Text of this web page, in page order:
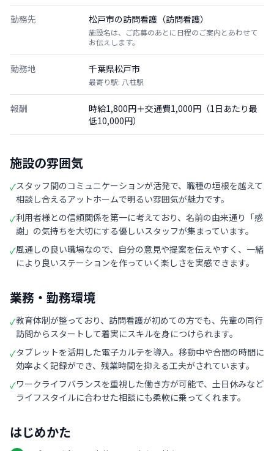
勤務先 松戸市の訪問看護（訪問看護）
施設名は、ご応募のあとに日程のご案内とあわせて
お伝えします。
勤務地 千葉県松戸市
最寄り駅: 八柱駅
報酬
時給1,800円＋交通費1,000円（1日あたり最
低10,000円）
施設の雰囲気
✓スタッフ間のコミュニケーションが活発で、職種の垣根を越えて
相談し合えるアットホームで明るい雰囲気が魅力です。
✓利用者様との信頼関係を第一に考えており、名前の由来通り「感
謝」の気持ちを大切にする優しいスタッフが集まっています。
✓風通しの良い職場なので、自分の意見や提案を伝えやすく、一緒
により良いステーションを作っていく楽しさを実感できます。
業務・勤務環境
✓教育体制が整っており、訪問看護が初めての方でも、先輩の同行
訪問からスタートして着実にスキルを身につけられます。
✓タブレットを活用した電子カルテを導入。移動中や合間の時間に
効率よく記録ができ、残業時間を抑える工夫がされています。
✓ワークライフバランスを重視した働き方が可能で、土日休みなど
ライフスタイルに合わせた相談にも柔軟に乗ってくれます。
はじめかた